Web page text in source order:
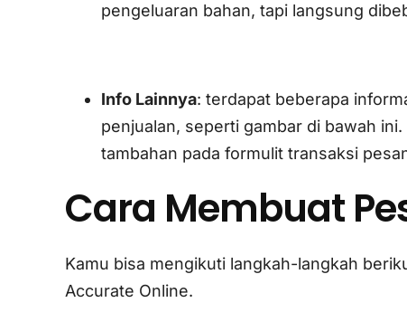
pengeluaran bahan, tapi langsung
Info Lainnya: terdapat beberapa
penjualan, seperti gambar di bawah
tambahan pada formulit transaksi
Cara Membuat
Kamu bisa mengikuti langkah-langkah
Accurate Online.